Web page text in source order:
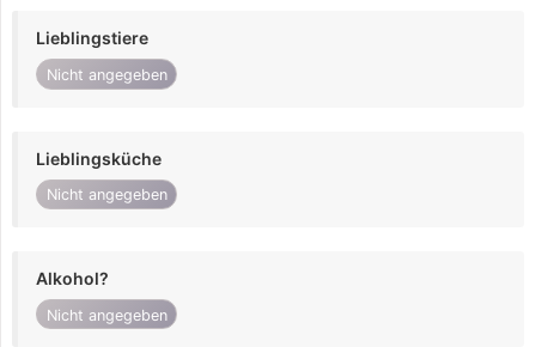
Lieblingstiere
Nicht angegeben
Lieblingsküche
Nicht angegeben
Alkohol?
Nicht angegeben